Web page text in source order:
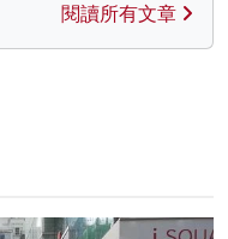
閱讀所有文章